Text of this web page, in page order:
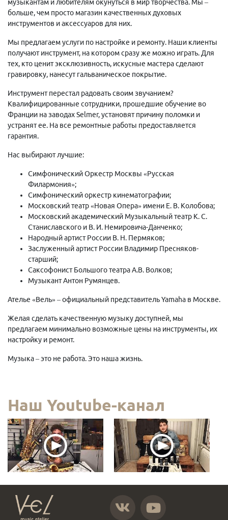
музыкантам и любителям окунуться в мир творчества. Мы –
больше, чем просто магазин качественных духовых
инструментов и аксессуаров для них.
Мы предлагаем услуги по настройке и ремонту. Наши клиенты
получают инструмент, на котором сразу же можно играть. Для
тех, кто ценит эксклюзивность, искусные мастера сделают
гравировку, нанесут гальваническое покрытие.
Инструмент перестал радовать своим звучанием?
Квалифицированные сотрудники, прошедшие обучение во
Франции на заводах Selmer, установят причину поломки и
устранят ее. На все ремонтные работы предоставляется
гарантия.
Нас выбирают лучшие:
Симфонический Оркестр Москвы «Русская
Филармония»;
Симфонический оркестр кинематографии;
Московский театр «Новая Опера» имени Е. В. Колобова;
Московский академический Музыкальный театр К. С.
Станиславского и В. И. Немировича-Данченко;
Народный артист России В. Н. Пермяков;
Заслуженный артист России Владимир Пресняков-
старший;
Саксофонист Большого театра А.В. Волков;
Музыкант Антон Румянцев.
Ателье «Вель» – официальный представитель Yamaha в Москве.
Желая сделать качественную музыку доступней, мы
предлагаем минимально возможные цены на инструменты, их
настройку и ремонт.
Музыка – это не работа. Это наша жизнь.
Наш Youtube-канал